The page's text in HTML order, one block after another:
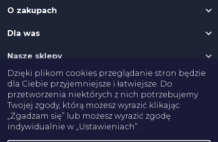
Dzięki plikom cookies przeglądanie stron będzie
dla Ciebie przyjemniejsze i łatwiejsze. Do
przetworzenia niektórych z nich potrzebujemy
Twojej zgody, którą możesz wyrazić klikając
„Zgadzam się” lub możesz wyrazić zgodę
indywidualnie w „Ustawieniach”.
O zakupach
Dla was
Nasze sklepy
Certifikaty
Dostawa
Płatności